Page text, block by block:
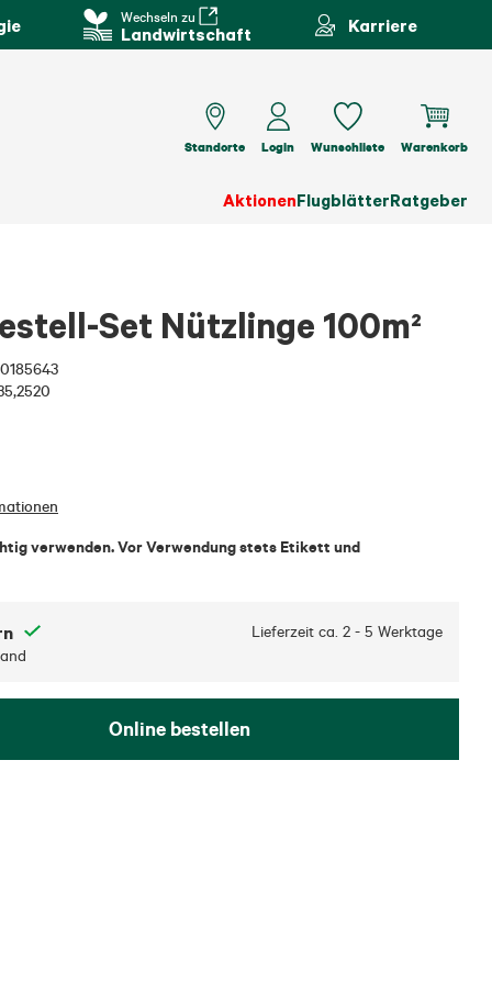
Wechseln zu
Landwirtschaft Karriere
Standorte Login Wunschliste Warenkorb
AktionenFlugblätterRatgeber
Set Nützlinge 100m²
verwenden. Vor Verwendung stets Etikett und
Lieferzeit ca. 2 - 5 Werktage
Online bestellen